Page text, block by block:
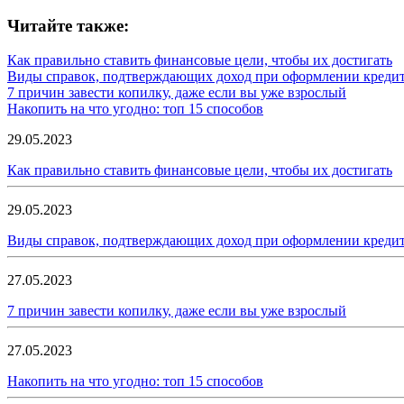
Читайте также:
Как правильно ставить финансовые цели, чтобы их достигать
Виды справок, подтверждающих доход при оформлении
7 причин завести копилку, даже если вы уже взрослый
Накопить на что угодно: топ 15 способов
29.05.2023
Как правильно ставить финансовые цели, чтобы их достигать
29.05.2023
Виды справок, подтверждающих доход при оформлении
27.05.2023
7 причин завести копилку, даже если вы уже взрослый
27.05.2023
Накопить на что угодно: топ 15 способов